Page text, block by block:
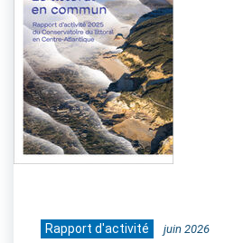
Rapport d'activité juin 2026